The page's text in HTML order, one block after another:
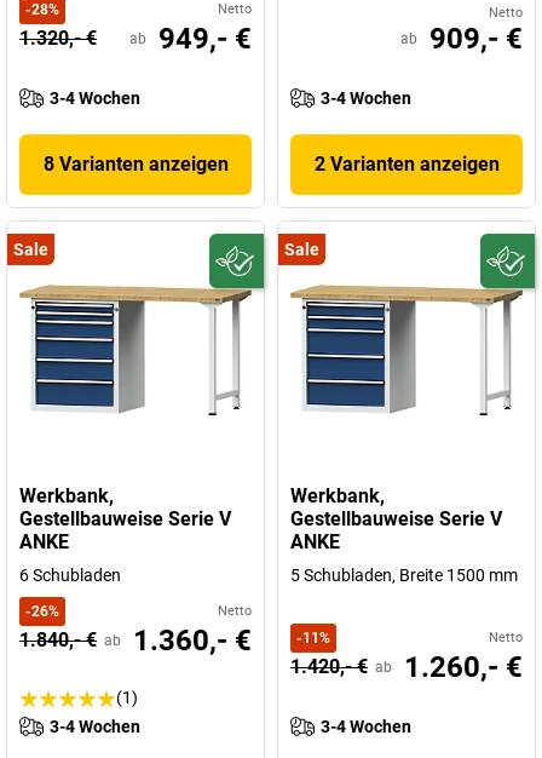
-28% Netto
1.320,- € ab 949,- €
3-4 Wochen
8 Varianten anzeigen
Netto
ab 909,- €
3-4 Wochen
2 Varianten anzeigen
Sale
Werkbank,
Gestellbauweise Serie V
ANKE
6 Schubladen
-26% Netto
1.840,- € ab 1.360,- €
(1)
3-4 Wochen
Sale
Werkbank,
Gestellbauweise Serie V
ANKE
5 Schubladen, Breite 1500 mm
-11 % Netto
1.420,- € ab 1.260,- €
3-4 Wochen